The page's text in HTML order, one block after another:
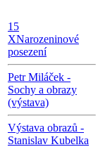
15
XNarozeninové
posezení
Petr Miláček -
Sochy a obrazy
(výstava)
Výstava obrazů -
Stanislav Kubelka